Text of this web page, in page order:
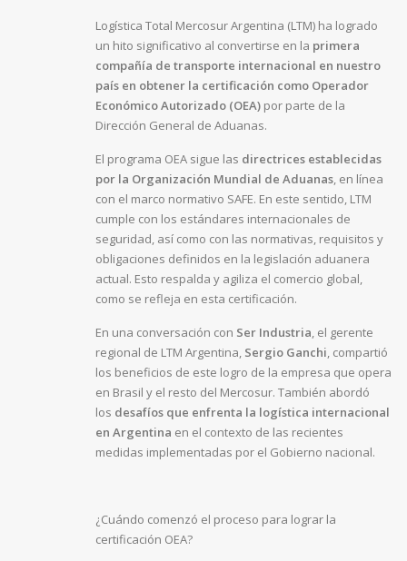
Logística Total Mercosur Argentina (LTM) ha logrado
un hito significativo al convertirse en la primera
compañía de transporte internacional en nuestro
país en obtener la certificación como Operador
Económico Autorizado (OEA) por parte de la
Dirección General de Aduanas.
El programa OEA sigue las directrices establecidas
por la Organización Mundial de Aduanas, en línea
con el marco normativo SAFE. En este sentido, LTM
cumple con los estándares internacionales de
seguridad, así como con las normativas, requisitos y
obligaciones definidos en la legislación aduanera
actual. Esto respalda y agiliza el comercio global,
como se refleja en esta certificación.
En una conversación con Ser Industria, el gerente
regional de LTM Argentina, Sergio Ganchi, compartió
los beneficios de este logro de la empresa que opera
en Brasil y el resto del Mercosur. También abordó
los desafíos que enfrenta la logística internacional
en Argentina en el contexto de las recientes
medidas implementadas por el Gobierno nacional.
¿Cuándo comenzó el proceso para lograr la
certificación OEA?